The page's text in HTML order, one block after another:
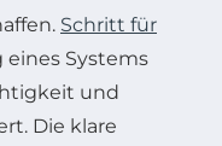
Schritt für
Systems
und
Die klare